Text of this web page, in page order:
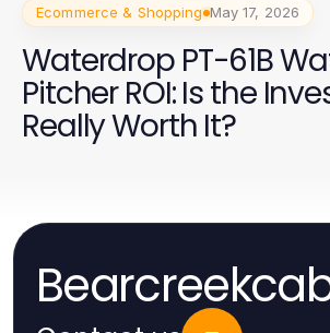
Ecommerce & Shopping May 17, 2026
Waterdrop PT-61B
Pitcher ROI: Is the
Really Worth It?